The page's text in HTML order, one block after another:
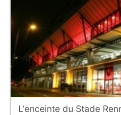
L'enceinte du Stade